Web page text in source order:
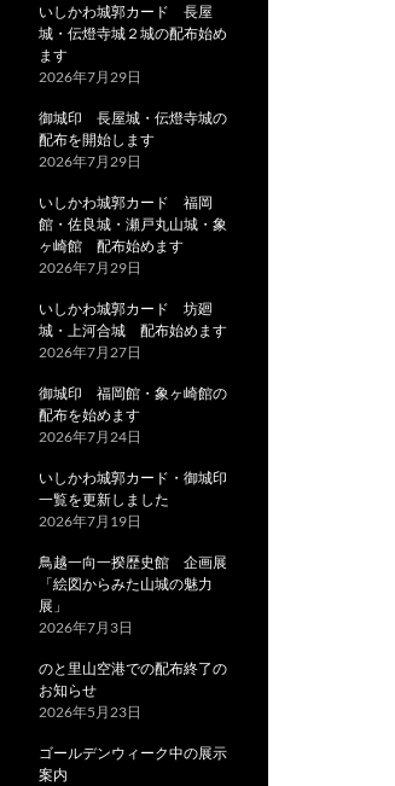
いしかわ城郭カード 長屋
城・伝燈寺城２城の配布始め
ます
2026年7月29日
御城印 長屋城・伝燈寺城の
配布を開始します
2026年7月29日
いしかわ城郭カード 福岡
館・佐良城・瀬戸丸山城・象
ヶ崎館 配布始めます
2026年7月29日
いしかわ城郭カード 坊廻
城・上河合城 配布始めます
2026年7月27日
御城印 福岡館・象ヶ崎館の
配布を始めます
2026年7月24日
いしかわ城郭カード・御城印
一覧を更新しました
2026年7月19日
鳥越一向一揆歴史館 企画展
「絵図からみた山城の魅力
展」
2026年7月3日
のと里山空港での配布終了の
お知らせ
2026年5月23日
ゴールデンウィーク中の展示
案内